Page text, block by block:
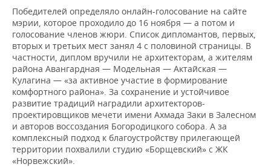
Победителей определяло онлайн-голосование на сайте
мэрии, которое проходило до 16 ноября — а потом и
голосование членов жюри. Список дипломантов, первых,
вторых и третьих мест занял 4 с половиной страницы. В
частности, диплом вручили не архитекторам, а жителям
района Авангардная — Модельная — Актайская —
Кулагина — «за активное участие в формирование
комфортного района». За сохранение и устойчивое
развитие традиций наградили архитекторов-
проектировщиков мечети имени Ахмада Заки в Залесном
и авторов воссоздания Богородицкого собора. А за
комплексный подход к благоустройству прилегающей
территории похвалили студию «Борщевский» с ЖК
«Норвежский».